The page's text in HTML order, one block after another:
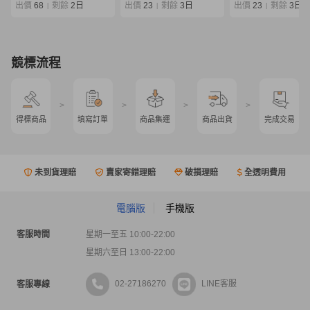
×/220
出價 68 剩餘 2日 出價 23 剩餘 3日 出價 23 剩餘 3日
競標流程
得標商品
>
填寫訂單
>
商品集運
>
商品出貨
>
完成交易
未到貨理賠 賣家寄錯理賠 破損理賠 全透明費用
電腦版 手機版
客服時間
星期一至五 10:00-22:00
星期六至日 13:00-22:00
客服專線 02-27186270 LINE客服